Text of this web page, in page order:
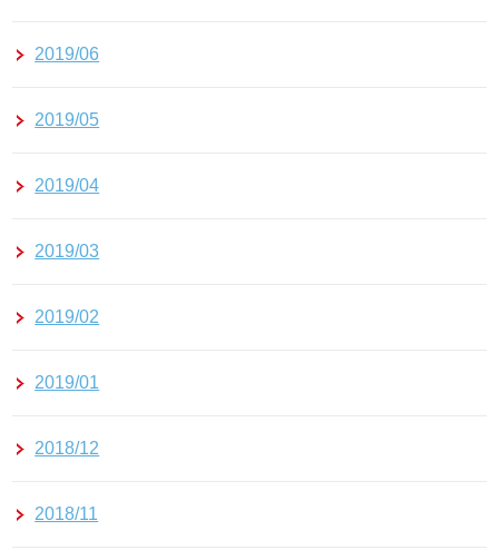
2019/06
2019/05
2019/04
2019/03
2019/02
2019/01
2018/12
2018/11